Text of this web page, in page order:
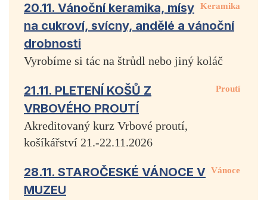
Keramika
20.11. Vánoční keramika, mísy
na cukroví, svícny, andělé a vánoční
drobnosti
Vyrobíme si tác na štrůdl nebo jiný koláč
Proutí
21.11. PLETENÍ KOŠŮ Z
VRBOVÉHO PROUTÍ
Akreditovaný kurz Vrbové proutí,
košíkářství 21.-22.11.2026
Vánoce
28.11. STAROČESKÉ VÁNOCE V
MUZEU